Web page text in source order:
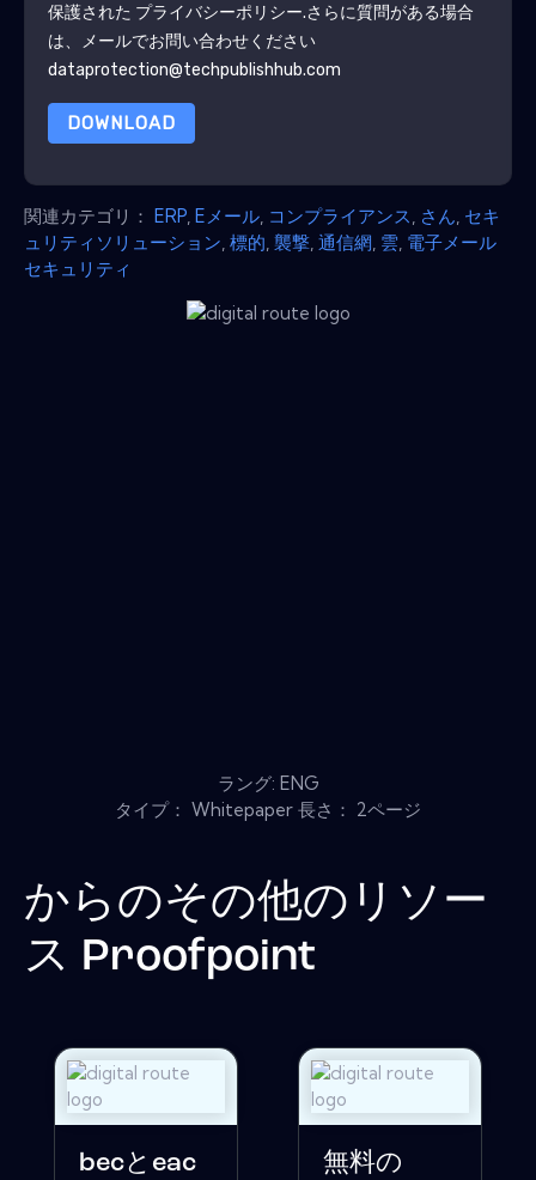
保護された プライバシーポリシー.さらに質問がある場合
は、メールでお問い合わせください
dataprotection@techpublishhub.com
DOWNLOAD
関連カテゴリ： ERP Eメール コンプライアンス さん セキ
ュリティソリューション 標的 襲撃 通信網 雲 電子メール
セキュリティ
ラング: ENG
タイプ： Whitepaper 長さ： 2ページ
からのその他のリソー
ス Proofpoint
becとeac
無料の